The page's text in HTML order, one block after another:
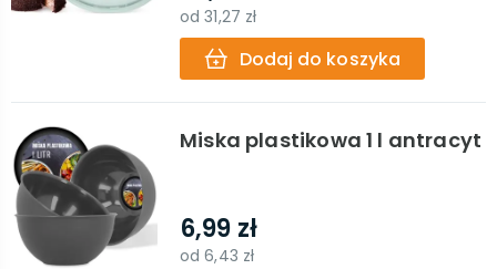
od31,27 zł
Dodaj do koszyka
Miska plastikowa 1 l antracyt
6,99 zł
od6,43 zł